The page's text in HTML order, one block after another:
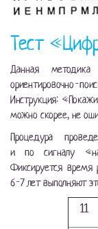
Тест
Данная методика
ориентировочно-
Инструкция:
можно скорее, не
Процедура
и по сигналу
Фиксируется время
6-7лет выполняют
11